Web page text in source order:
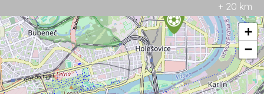
+ 20 km
+
−